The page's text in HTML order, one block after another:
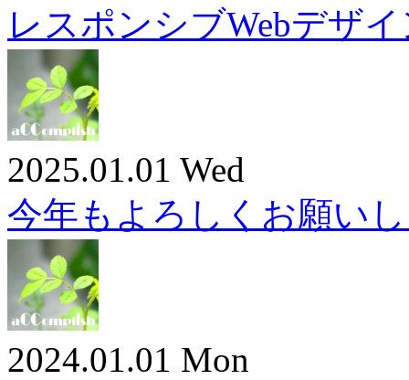
レスポンシブWebデザ
2025.01.01 Wed
今年もよろしくお願い
2024.01.01 Mon